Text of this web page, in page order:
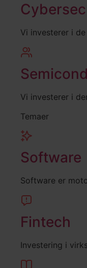
Vi investerer i
Vi investerer i
Temaer
Software
Software er
Fintech
Investering i